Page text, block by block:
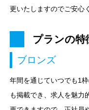
更いたしますのでご安心
プランの特
ブロンズ
年間を通じていつでも1
も掲載でき、求人を魅力